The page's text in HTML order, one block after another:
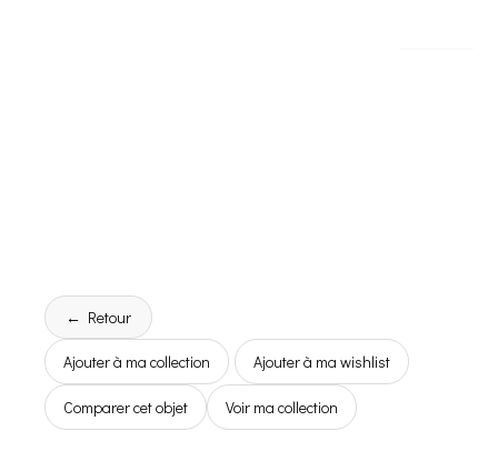
← Retour
Ajouter à ma collection Ajouter à ma wishlist
Comparer cet objet Voir ma collection